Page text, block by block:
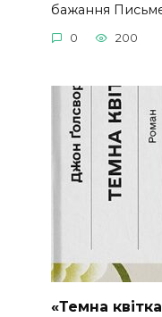
бажання
0 200
«Темна